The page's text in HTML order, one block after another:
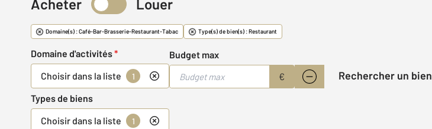
Commerce & Fonds
Acheter Louer
Domaine(s) : Café-Bar-Brasserie-Restaurant-Tabac Type(s) de bien(s) : Restaurant
Domaine d'activités*
Choisir dans la liste
1
Budget max
€
Rechercher un bien
Types de biens
Choisir dans la liste
1